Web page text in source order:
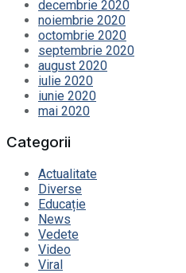
decembrie 2020
noiembrie 2020
octombrie 2020
septembrie 2020
august 2020
iulie 2020
iunie 2020
mai 2020
Categorii
Actualitate
Diverse
Educație
News
Vedete
Video
Viral